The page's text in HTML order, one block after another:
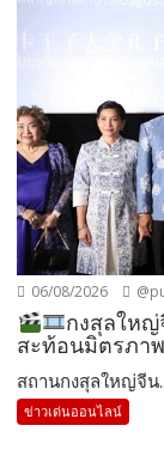
06/08/2026
กงสุลใหญ่
สะท้อนมิตรภา
สถานกงสุลใหญ่จีน
ข่าวเด่นออนไลน์